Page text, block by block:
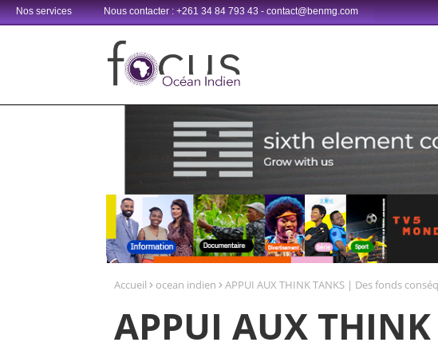
Nos services Nous contacter : +261 34 84 793 43 - contact@benmg.com
Retrouvez votre chaîne @TV5MONDE, dans les bouquets CANAL+ 36 . Fandaharam-
Accueil ocean indien APPUI AUX THINK TANKS | Des fonds
APPUI AUX